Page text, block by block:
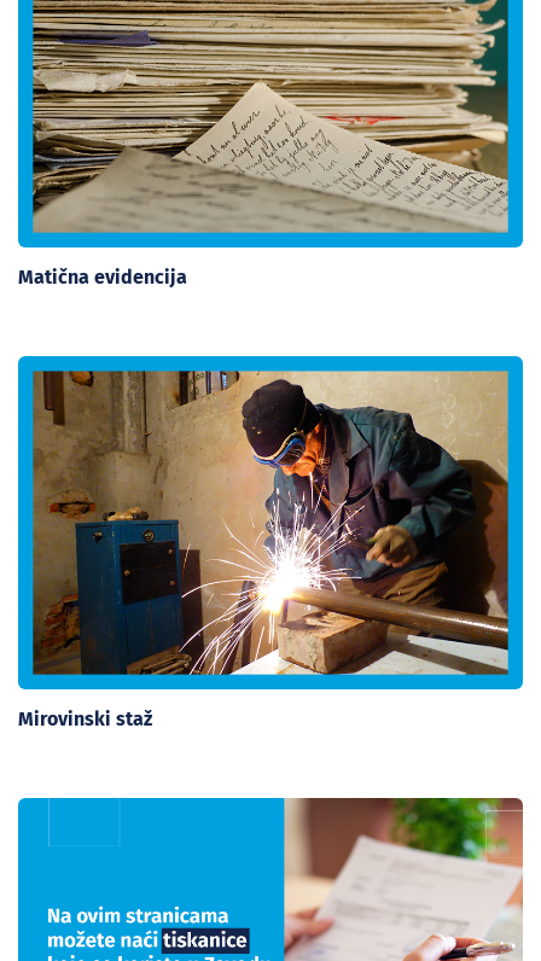
Matična evidencija
Mirovinski staž